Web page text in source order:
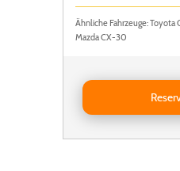
Ähnliche Fahrzeuge: Toyota
Mazda CX-30
Reservieren